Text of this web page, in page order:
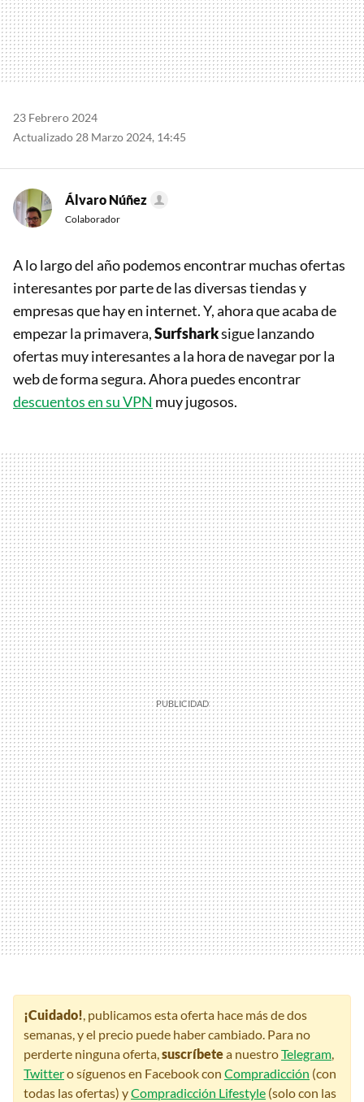
23 Febrero 2024
Actualizado 28 Marzo 2024, 14:45
Álvaro Núñez
Colaborador
A lo largo del año podemos encontrar muchas ofertas
interesantes por parte de las diversas tiendas y
empresas que hay en internet. Y, ahora que acaba de
empezar la primavera,Surfsharksigue lanzando
ofertas muy interesantes a la hora de navegar por la
web de forma segura. Ahora puedes encontrar
descuentos en su VPN muy jugosos.
¡Cuidado!, publicamos esta oferta hace más de dos
semanas, y el precio puede haber cambiado. Para no
perderte ninguna oferta,suscríbetea nuestroTelegram,
Twittero síguenos en Facebook con Compradicción (con
todas las ofertas) yCompradicción Lifestyle (solo con las